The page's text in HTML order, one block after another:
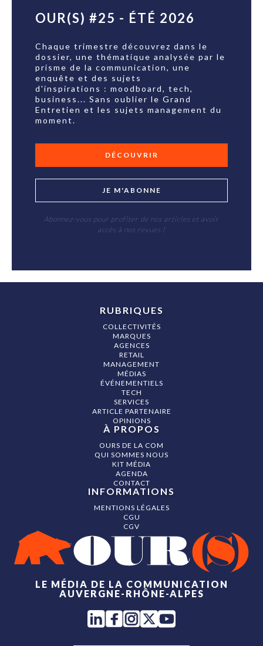
OUR(S) #25 - ÉTÉ 2026
Chaque trimestre découvrez dans le
dossier, une thématique analysée par le
prisme de la communication, une
enquête et des sujets
d'inspirations : moodboard, tech,
business... Sans oublier le Grand
Entretien et les sujets management du
moment.
DÉCOUVRIR
JE M'ABONNE
Abonnez-vous pour profiter de nos articles et avoir
accès à nos revues !
LE MÉDIA DE LA COMMUNICATION
AUVERGNE-RHÔNE-ALPES
RUBRIQUES
COLLECTIVITÉS
MARQUES
AGENCES
RETAIL
MANAGEMENT
MÉDIAS
ÉVÉNEMENTIELS
TECH
SERVICES
ARTICLE PARTENAIRE
OPINIONS
À PROPOS
OURS DE LA COM
QUI SOMMES NOUS
KIT MÉDIA
AGENDA
CONTACT
INFORMATIONS
MENTIONS LÉGALES
CGU
CGV